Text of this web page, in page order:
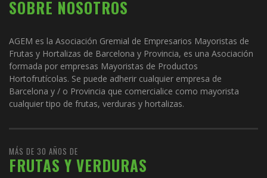
SOBRE NOSOTROS
AGEM es la Asociación Gremial de Empresarios Mayoristas de
Frutas y Hortalizas de Barcelona y Provincia, es una Asociación
formada por empresas Mayoristas de Productos
Hortofrutícolas. Se puede adherir cualquier empresa de
Barcelona y / o Provincia que comercialice como mayorista
cualquier tipo de frutas, verduras y hortalizas.
MÁS DE 30 AÑOS DE
FRUTAS Y VERDURAS